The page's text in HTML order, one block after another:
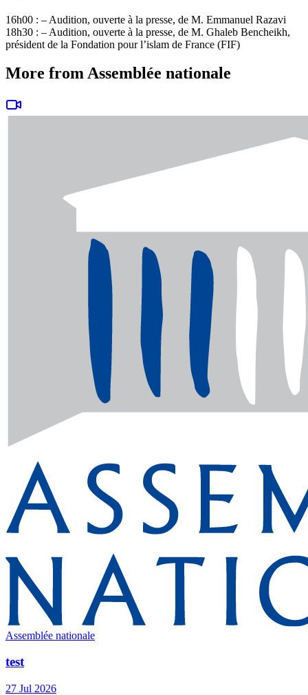
16h00 : – Audition, ouverte à la presse, de M. Emmanuel Razavi
18h30 : – Audition, ouverte à la presse, de M. Ghaleb Bencheikh,
président de la Fondation pour l’islam de France (FIF)
More from Assemblée nationale
Assemblée nationale
test
27 Jul 2026